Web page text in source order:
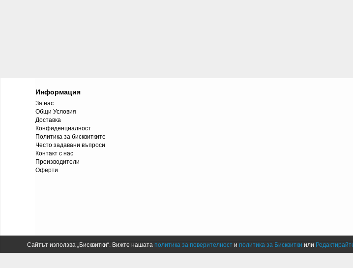
Информация
За нас
Общи Условия
Доставка
Конфиденциалност
Политика за бисквитките
Често задавани въпроси
Контакт с нас
Производители
Оферти
Сайтът използва „Бисквитки“. Вижте нашата политика за поверителност и политика за Бисквитки или